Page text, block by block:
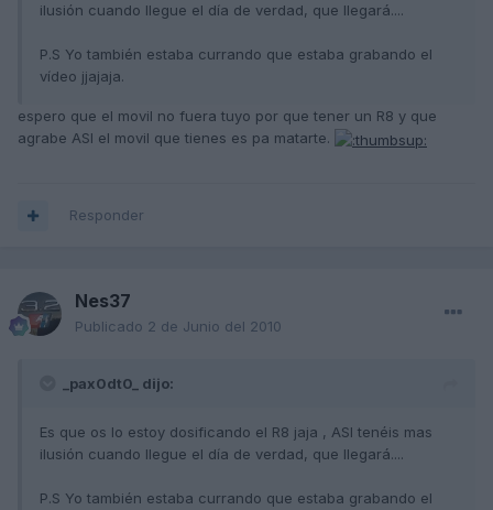
ilusión cuando llegue el día de verdad, que llegará....
P.S Yo también estaba currando que estaba grabando el
vídeo jjajaja.
espero que el movil no fuera tuyo por que tener un R8 y que
agrabe ASI el movil que tienes es pa matarte.
Responder
Nes37
Publicado 2 de Junio del 2010
_pax0dt0_ dijo:
Es que os lo estoy dosificando el R8 jaja , ASI tenéis mas
ilusión cuando llegue el día de verdad, que llegará....
P.S Yo también estaba currando que estaba grabando el